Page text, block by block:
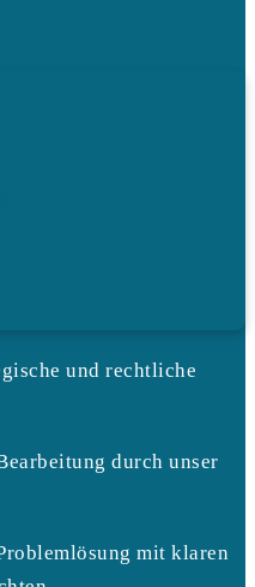
und rechtliche
durch unser
mit klaren